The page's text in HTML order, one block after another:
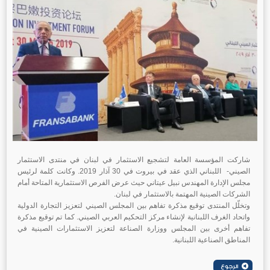
شاركت المؤسسة العامة لتشجيع الاستثمار في لبنان في منتدى الاستثمار
الصيني- اللبناني الذي عقد في بيروت في 30 آذار 2019. وكانت كلمة لرئيس
مجلس الإدارة المهندس نبيل عيتاني حيث عرض الفرص الاستثمارية المتاحة أمام
الشركات الصينية المهتمة بالاستثمار في لبنان.
وتخلّل المنتدى توقيع مذكرة تفاهم بين المجلس الصيني لتعزيز التجارة الدولية
واتحاد الغرف اللبنانية لإنشاء مركز التحكيم العربي الصيني. كما تم توقيع مذكرة
تفاهم أخرى بين المجلس ووزارة الصناعة لتعزيز الاستثمارات الصينية في
المناطق الصناعية اللبنانية.